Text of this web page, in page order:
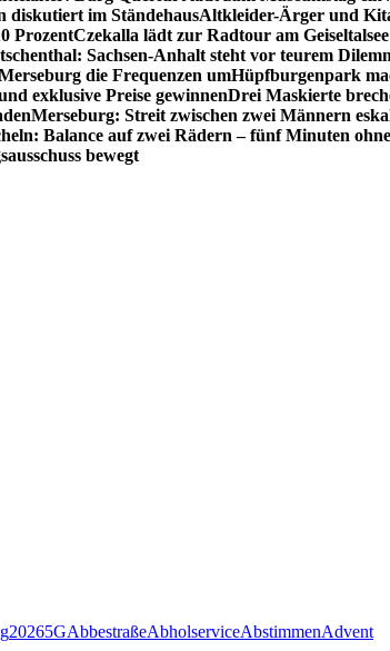
diskutiert im StändehausAltkleider-Ärger und
ProzentCzekalla lädt zur Radtour am
Sachsen-Anhalt steht vor teurem
die Frequenzen umHüpfburgenpark
exklusive Preise gewinnenDrei Maskierte
Merseburg: Streit zwischen zwei Männern
Balance auf zwei Rädern – fünf Minuten
bewegt
20265GAbbestraßeAbholserviceAbstimmenAdvent